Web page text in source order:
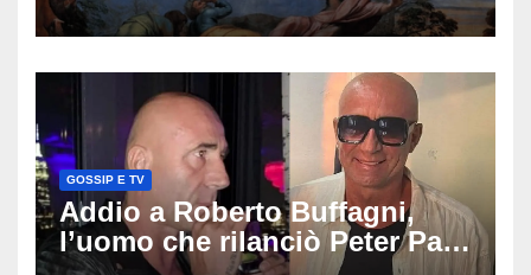
GOSSIP E TV
Addio a Roberto Buffagni,
l’uomo che rilanciò Peter Pan